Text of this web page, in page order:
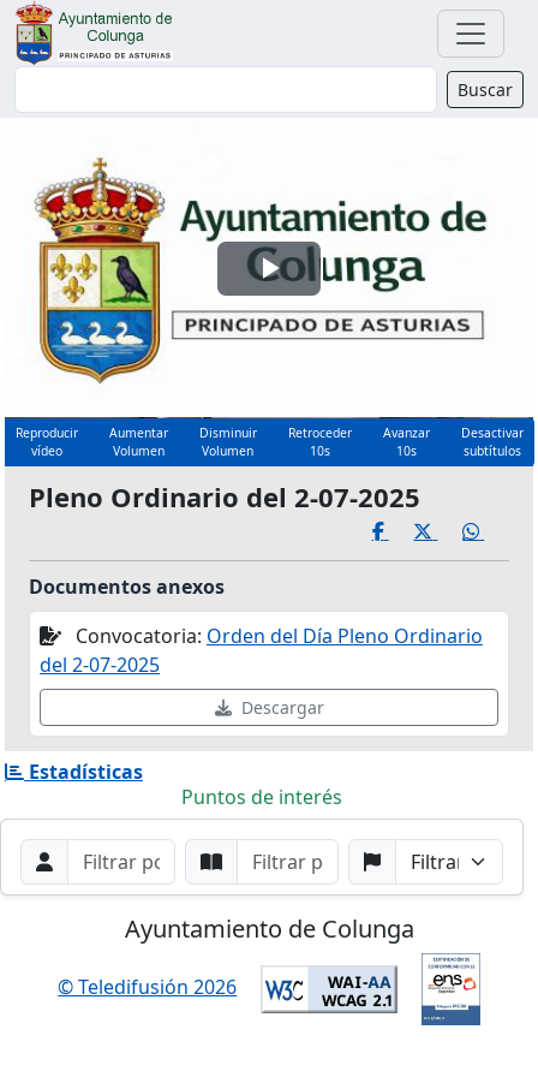
Buscador Buscar
Reproducir
Vídeo
Reproducir
vídeo
Aumentar
Volumen
Disminuir
Volumen
Retroceder
10s
Avanzar
10s
Desactivar
subtítulos
Pleno Ordinario del 2-07-2025
Documentos anexos
Convocatoria: Orden del Día Pleno Ordinario
del 2-07-2025
Descargar
Estadísticas
Puntos de interés
Filtros de búsqueda
Buscar por OradorBuscar por Punto Buscar por Partido
Buscar
Ayuntamiento de Colunga
© Teledifusión 2026